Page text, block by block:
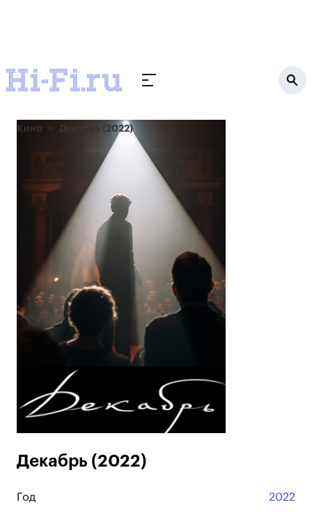
Кино Декабрь (2022)
Декабрь (2022)
Год 2022